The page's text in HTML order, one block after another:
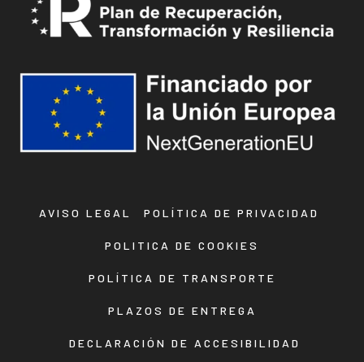
AVISO LEGAL POLÍTICA DE PRIVACIDAD
POLITICA DE COOKIES
POLÍTICA DE TRANSPORTE
PLAZOS DE ENTREGA
DECLARACIÓN DE ACCESIBILIDAD